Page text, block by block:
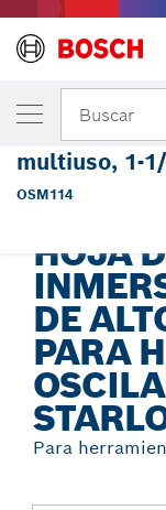
Buscar
...
Hoja de
HOJA
DE
PARA
Para
TU VARIANTE
Hoja de
acero de
multiuso, 1-
OSM114